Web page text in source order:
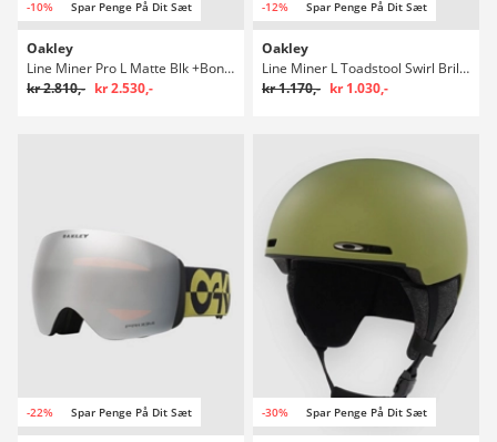
-10% Spar Penge På Dit Sæt
Oakley
Line Miner Pro L Matte Blk +Bonus Lens Briller
kr 2.810,- kr 2.530,-
-12% Spar Penge På Dit Sæt
Oakley
Line Miner L Toadstool Swirl Briller
kr 1.170,- kr 1.030,-
-22% Spar Penge På Dit Sæt -30% Spar Penge På Dit Sæt